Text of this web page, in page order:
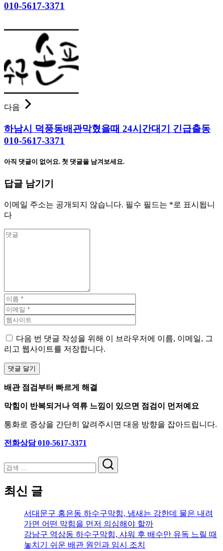
010-5617-3371
다음
하남시 덕풍동배관막혔을때 24시간대기 긴급출동
010-5617-3371
아직 댓글이 없어요. 첫 댓글을 남겨보세요.
답글 남기기
이메일 주소는 공개되지 않습니다. 필수 필드는 *로 표시됩니
다
다음 번 댓글 작성을 위해 이 브라우저에 이름, 이메일, 그
리고 웹사이트를 저장합니다.
배관 점검부터 빠르게 해결
막힘이 반복되거나 역류 느낌이 있으면 점검이 먼저예요
통화로 증상을 간단히 알려주시면 대응 방향을 잡아드립니다.
전화상담 010-5617-3371
검
최신 글
서대문구 홍은동 하수구막힘, 냄새는 강한데 물은 내려
가면 어떤 막힘을 먼저 의심해야 할까
강남구 역삼동 하수구막힘, 샤워 후 배수만 유독 느릴 때
놓치기 쉬운 배관 원인과 임시 조치